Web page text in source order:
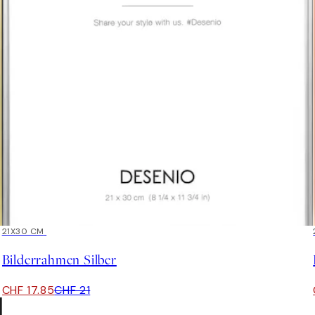
15%*
21X30 CM
Bilderrahmen Silber
CHF 17.85CHF 21